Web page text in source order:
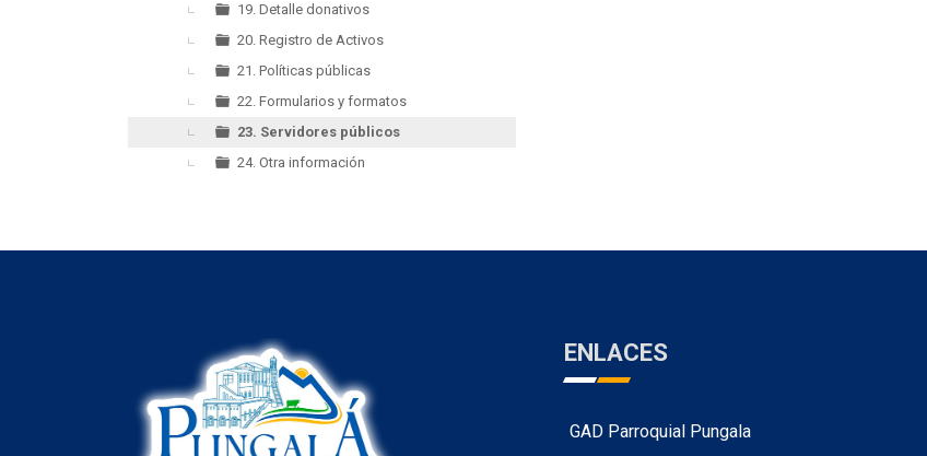
19. Detalle donativos
20. Registro de Activos
21. Políticas públicas
22. Formularios y formatos
23. Servidores públicos
24. Otra información
ENLACES
GAD Parroquial Pungala